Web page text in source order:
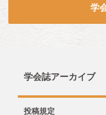
学
学会誌アーカイブ
投稿規定